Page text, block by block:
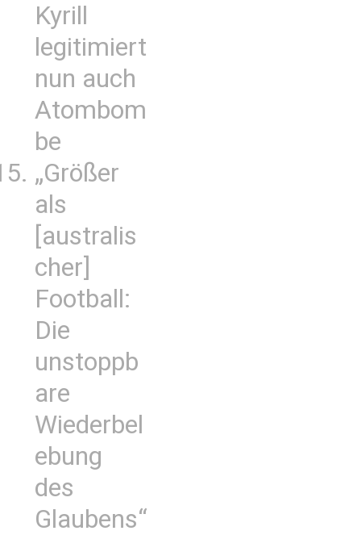
Kyrill
legitimiert
nun auch
Atombom
be
„Größer
als
[australis
cher]
Football:
Die
unstoppb
are
Wiederbel
ebung
des
Glaubens“